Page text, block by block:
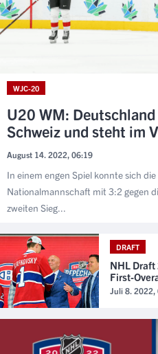
WJC-20
U20 WM:
Schweiz und steht im
August 14. 2022, 06:19
In einem engen Spiel konnte sich
Nationalmannschaft mit 3:2 gegen
zweiten Sieg...
DRAFT
NHL
First-
Juli 8. 2022,